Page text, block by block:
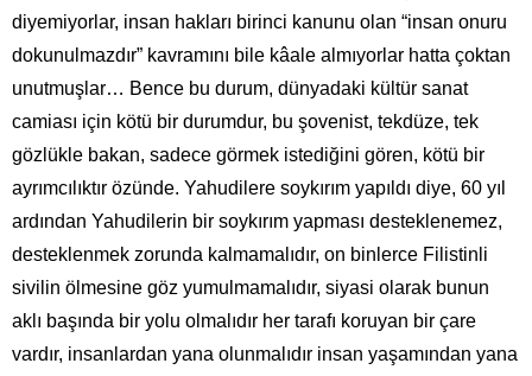
diyemiyorlar, insan hakları birinci kanunu olan “insan onuru
dokunulmazdır” kavramını bile kâale almıyorlar hatta çoktan
unutmuşlar… Bence bu durum, dünyadaki kültür sanat
camiası için kötü bir durumdur, bu şovenist, tekdüze, tek
gözlükle bakan, sadece görmek istediğini gören, kötü bir
ayrımcılıktır özünde. Yahudilere soykırım yapıldı diye, 60 yıl
ardından Yahudilerin bir soykırım yapması desteklenemez,
desteklenmek zorunda kalmamalıdır, on binlerce Filistinli
sivilin ölmesine göz yumulmamalıdır, siyasi olarak bunun
aklı başında bir yolu olmalıdır her tarafı koruyan bir çare
vardır, insanlardan yana olunmalıdır insan yaşamından yana